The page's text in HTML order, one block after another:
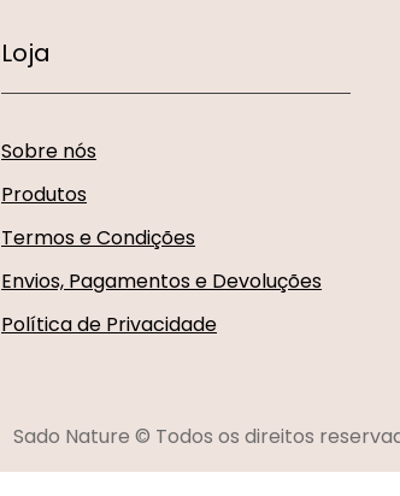
Loja
Sobre nós
Produtos
Termos e Condições
Envios, Pagamentos e Devoluções
Política de Privacidade
Sado Nature © Todos os direitos